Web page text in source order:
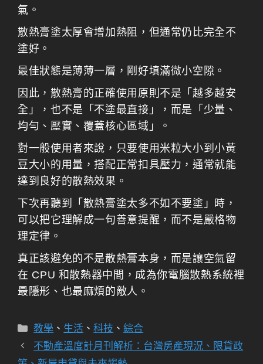
氣。
散熱膏塗太厚會增加熱阻，但通常仍比完全不
塗好。
最佳狀態是薄薄一層，剛好填滿微小空隙。
因此，散熱膏的正確使用原則不是「越多越安
全」，也不是「不塗最直接」，而是「少量、
均勻、壓實、覆蓋核心區域」。
對一般使用者來說，只要使用米粒大小到小黃
豆大小的用量，搭配正常扣具壓力，通常就能
達到良好的散熱效果。
下次再聽到「散熱膏塗太多不如不要塗」時，
可以把它理解成一句善意提醒，而不是嚴格物
理定律。
真正該避免的不是散熱膏本身，而是讓空氣留
在 CPU 和散熱器中間，成為你電腦散熱系統裡
最隱形、也最麻煩的敵人。
分
類
教學 、 生活 、科技 、綜合
不動產溫度計月刊解析：台灣房產現況、限貸政